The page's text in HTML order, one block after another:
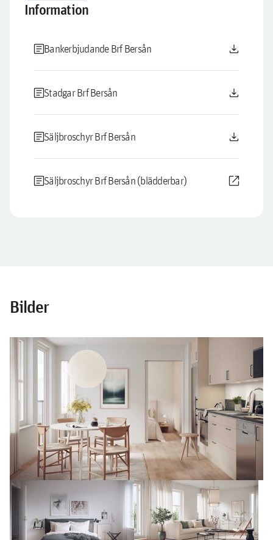
Information
articleBankerbjudande Brf Bersån download
articleStadgar Brf Bersån download
articleSäljbroschyr Brf Bersån download
articleSäljbroschyr Brf Bersån (blädderbar) open_in_new
Bilder